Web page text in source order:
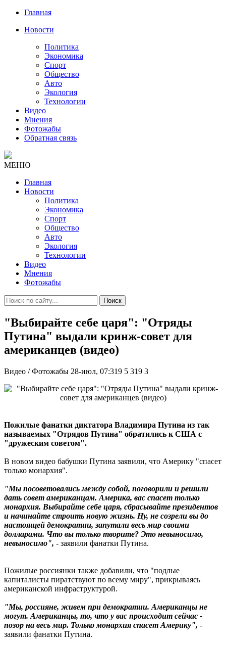
Главная
Новости
Политика
Экономика
Спорт
Общество
Авто
Экология
Технологии
Видео
Мнения
Фотожабы
Обратная связь
МЕНЮ
Главная
Новости
Политика
Экономика
Спорт
Общество
Авто
Экология
Технологии
Видео
Мнения
Фотожабы
Поиск
"Выбирайте себе царя": "Отряды
Путина" выдали кринж-совет для
американцев (видео)
Видео / Фотожабы 28-июл, 07:319 5 319 3
Пожилые фанатки диктатора Владимира Путина из так
называемых "Отрядов Путина" обратились к США с
"дружеским советом".
В новом видео бабушки Путина заявили, что Америку "спасет
только монархия".
"Мы посоветовались между собой, поговорили и решили
дать совет американцам. Америка, вас спасет только
монархия. Выбирайте себе царя, сбрасывайте президентов
и начинайте строить новую жизнь. Ну, не созрели вы до
настоящей демократии, запутали весь мир своими
долларами. Что вы только творите? Это невыносимо,
невыносимо", - заявили фанатки Путина.
Пожилые россиянки также добавили, что "подлые
капиталисты пиратствуют по всему миру", прикрываясь
американской инфраструктурой.
"Мы, россияне, живем при демократии. Американцы не
могут. Американцы, то, что у вас происходит сейчас -
позор на весь мир. Только монархия спасет Америку", -
заявили фанатки Путина.